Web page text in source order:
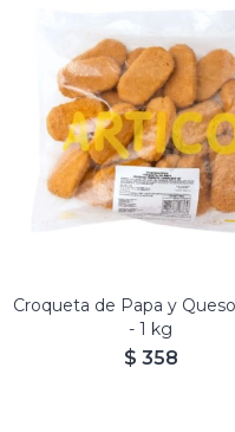
Croqueta de Papa y
- 1 kg
$ 358